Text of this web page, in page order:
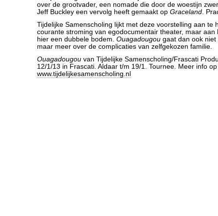
over de grootvader, een nomade die door de woestijn
Jeff Buckley een vervolg heeft gemaakt op Graceland.
Tijdelijke Samenscholing lijkt met deze voorstelling aan te
courante stroming van egodocumentair theater, maar aan
hier een dubbele bodem. Ouagadougou gaat dan ook niet
maar meer over de complicaties van zelfgekozen familie.
Ouagadougou van Tijdelijke Samenscholing/Frascati
12/1/13 in Frascati. Aldaar t/m 19/1. Tournee. Meer info op
www.tijdelijkesamenscholing.nl